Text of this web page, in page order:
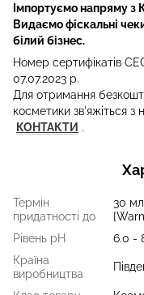
Імпортуємо напряму з
Видаємо фіскальні
білий бізнес.
Номер сертифікатів
07.07.2023 р.
Для отримання
косметики зв'яжіться
КОНТАКТИ .
Термін
придатності до
30
Рівень рН
6.0 -
Країна
виробництва